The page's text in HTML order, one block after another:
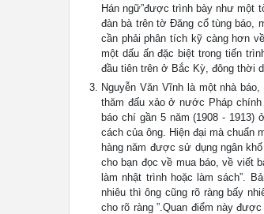
Hán ngữ”được trình bày như một
đàn bà trên tờ Đăng cổ tùng báo,
cần phải phân tích kỹ càng hơn
một dấu ấn đặc biệt trong tiến
đầu tiên trên ở Bắc Kỳ, đông thời
Nguyễn Văn Vĩnh là một nhà
thăm đấu xảo ở nước Pháp
báo chí gần 5 năm (1908 -
cách của ông. Hiện đại mà chuẩn
hàng năm được sử dụng ngân
cho bạn đọc về mua báo, về viết
làm nhật trình hoặc làm sách”.
nhiêu thì ông cũng rõ ràng bấy
cho rõ ràng ”.Quan điểm này